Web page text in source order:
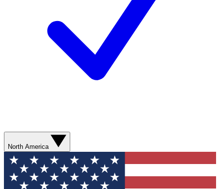
North America